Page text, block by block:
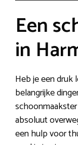
Een
in
Heb je een druk
belangrijke
absoluut
een hulp voor